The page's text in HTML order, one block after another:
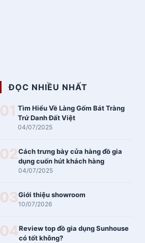
ĐỌC NHIỀU NHẤT
01 Tìm Hiểu Về Làng Gốm Bát Tràng
Trứ Danh Đất Việt
04/07/2025
02Cách trưng bày cửa hàng đồ gia
dụng cuốn hút khách hàng
04/07/2025
03Giới thiệu showroom
10/07/2026
04Review top đồ gia dụng Sunhouse
có tốt không?